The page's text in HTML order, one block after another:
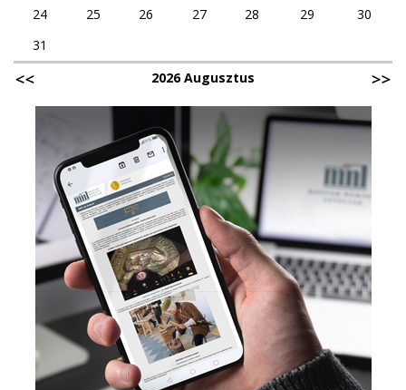
24
25 26 27 28 29
30
31
2026 Augusztus